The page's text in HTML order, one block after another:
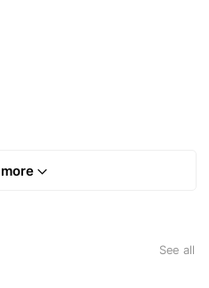
步行約 5 分鐘
See all